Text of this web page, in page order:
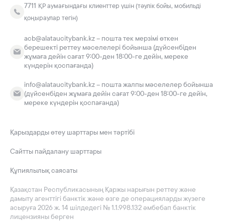
7711 ҚР аумағындағы клиенттер үшін (тәулік бойы, мобильді
қоңыраулар тегін)
acb@alataucitybank.kz – пошта тек мерзімі өткен
берешекті реттеу мәселелері бойынша (дүйсенбіден
жұмаға дейін сағат 9:00-ден 18:00-ге дейін, мереке
күндерін қоспағанда)
info@alataucitybank.kz – пошта жалпы мәселелер бойынша
(дүйсенбіден жұмаға дейін сағат 9:00-ден 18:00-ге дейін,
мереке күндерін қоспағанда)
Қазақстан Республикасының Қаржы нарығын реттеу және
дамыту агенттігі банктік және өзге де операцияларды жүзеге
асыруға 2026 ж. 14 шілдедегі № 1.1.998.132 әмбебап банктік
лицензияны берген
Қарыздарды өтеу шарттары мен тәртібі
Сайтты пайдалану шарттары
Құпиялылық саясаты